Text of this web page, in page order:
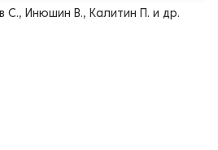
С., Инюшин В., Калитин П. и др.